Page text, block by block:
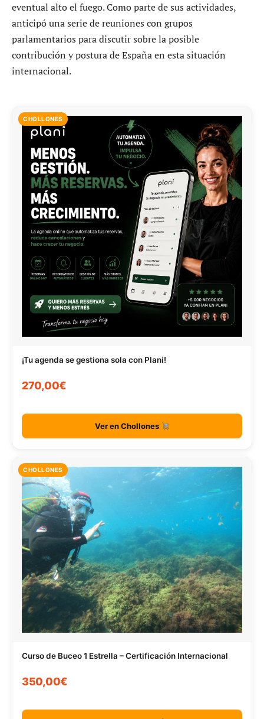
eventual alto el fuego. Como parte de sus actividades,
anticipó una serie de reuniones con grupos
parlamentarios para discutir sobre la posible
contribución y postura de España en esta situación
internacional.
CHOLLONES
¡Tu agenda se gestiona sola con Plani!
270,00€
Ver en Chollones
CHOLLONES
Curso de Buceo 1 Estrella – Certificación Internacional
350,00€